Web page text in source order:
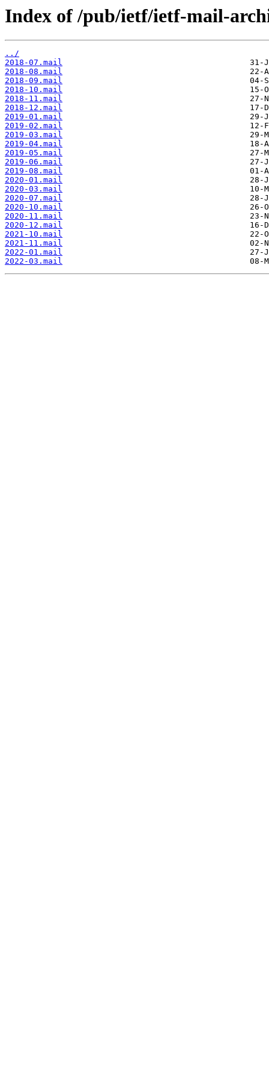
Index of /pub/ietf/ietf-mail-
../
2018-07.mail
2018-08.mail
2018-09.mail
2018-10.mail
2018-11.mail
2018-12.mail
2019-01.mail
2019-02.mail
2019-03.mail
2019-04.mail
2019-05.mail
2019-06.mail
2019-08.mail
2020-01.mail
2020-03.mail
2020-07.mail
2020-10.mail
2020-11.mail
2020-12.mail
2021-10.mail
2021-11.mail
2022-01.mail
2022-03.mail